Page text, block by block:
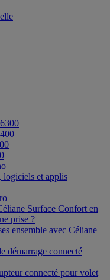
logiciels et applis
Surface Confort en
prise ?
ensemble avec Céliane
démarrage connecté
connecté pour volet